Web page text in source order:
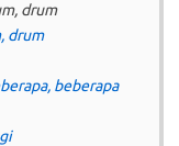
drum
drum
beberapa